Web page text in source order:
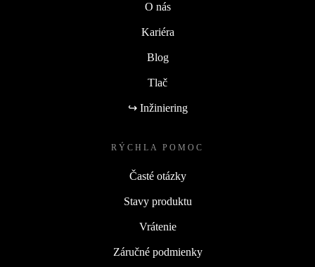
O nás
Kariéra
Blog
Tlač
↪ Inžiniering
RÝCHLA POMOC
Časté otázky
Stavy produktu
Vrátenie
Záručné podmienky